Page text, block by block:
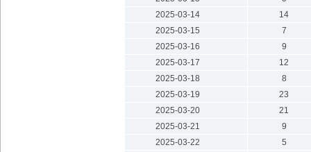
2025-03-14
14
2025-03-15
7
2025-03-16
9
2025-03-17
12
2025-03-18
8
2025-03-19
23
2025-03-20
21
2025-03-21
9
2025-03-22
5